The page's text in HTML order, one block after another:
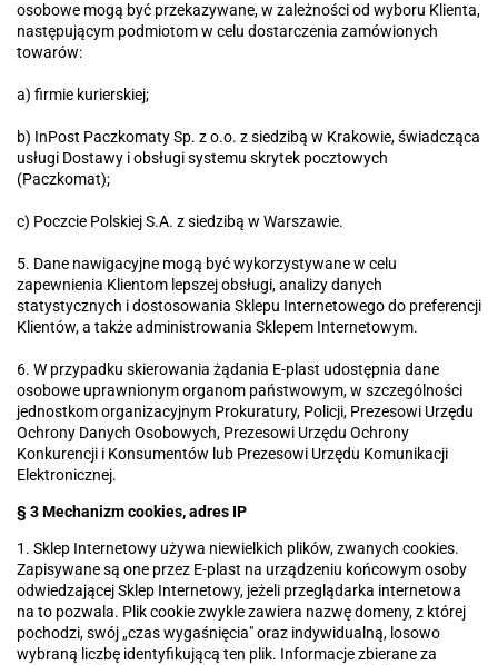
osobowe mogą być przekazywane, w zależności od wyboru Klienta,
następującym podmiotom w celu dostarczenia zamówionych
towarów:
a) firmie kurierskiej;
b) InPost Paczkomaty Sp. z o.o. z siedzibą w Krakowie, świadcząca
usługi Dostawy i obsługi systemu skrytek pocztowych
(Paczkomat);
c) Poczcie Polskiej S.A. z siedzibą w Warszawie.
5. Dane nawigacyjne mogą być wykorzystywane w celu
zapewnienia Klientom lepszej obsługi, analizy danych
statystycznych i dostosowania Sklepu Internetowego do preferencji
Klientów, a także administrowania Sklepem Internetowym.
6. W przypadku skierowania żądania E-plast udostępnia dane
osobowe uprawnionym organom państwowym, w szczególności
jednostkom organizacyjnym Prokuratury, Policji, Prezesowi Urzędu
Ochrony Danych Osobowych, Prezesowi Urzędu Ochrony
Konkurencji i Konsumentów lub Prezesowi Urzędu Komunikacji
Elektronicznej.
§ 3 Mechanizm cookies, adres IP
1. Sklep Internetowy używa niewielkich plików, zwanych cookies.
Zapisywane są one przez E-plast na urządzeniu końcowym osoby
odwiedzającej Sklep Internetowy, jeżeli przeglądarka internetowa
na to pozwala. Plik cookie zwykle zawiera nazwę domeny, z której
pochodzi, swój „czas wygaśnięcia" oraz indywidualną, losowo
wybraną liczbę identyfikującą ten plik. Informacje zbierane za